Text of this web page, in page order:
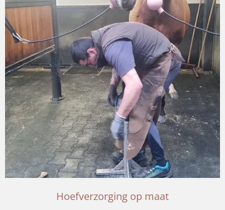
Hoefverzorging op maat